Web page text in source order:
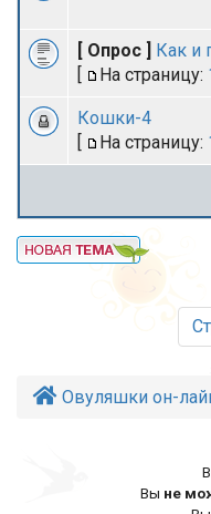
[ Опрос ] Как и
[
На страницу:
Кошки-4
[
На страницу:
Овуляшки он-
Вы не